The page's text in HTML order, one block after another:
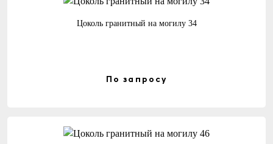
Цоколь гранитный на могилу 34
По запросу